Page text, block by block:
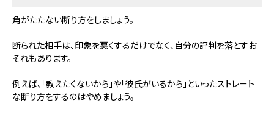
角がたたない断り方をしましょう。
断られた相手は、印象を悪くするだけでなく、自分の評判を落とすお
それもあります。
例えば、「教えたくないから」や「彼氏がいるから」といったストレート
な断り方をするのはやめましょう。